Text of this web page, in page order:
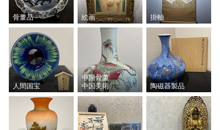
骨董品 絵画 掛軸
人間国宝
中国骨董
中国美術
陶磁器製品